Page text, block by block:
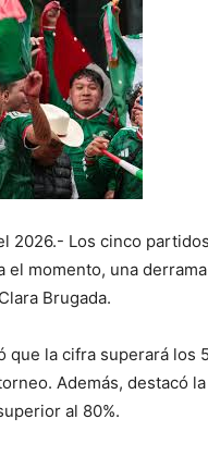
2026.- Los cinco
el momento, una
Brugada.
que la cifra superará
Además, destacó
al 80%.